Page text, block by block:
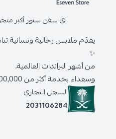
اي سفن ستور أكبر
يقدّم ملابس رجالية ونسائية
✨
من أشهر البراندات العالمية،
وسعداء بخدمة أكثر من 300,000 عميل حول المملكة.
السجل التجاري
2031106284